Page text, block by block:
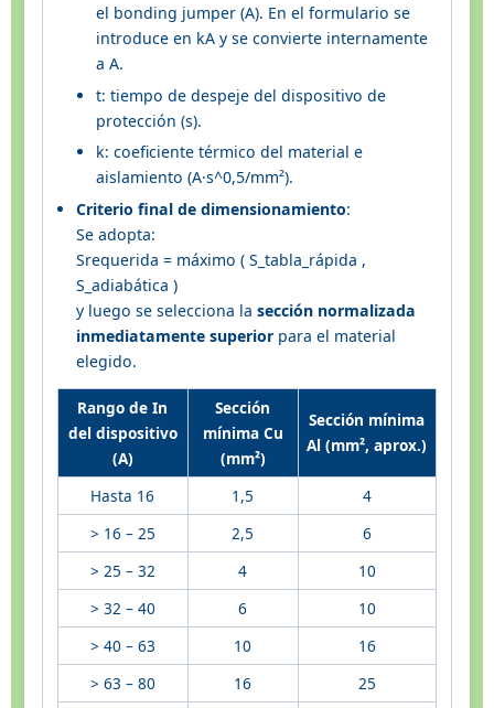
el bonding jumper (A). En el formulario se
introduce en kA y se convierte internamente
a A.
t: tiempo de despeje del dispositivo de
protección (s).
k: coeficiente térmico del material e
aislamiento (A·s^0,5/mm²).
Criterio final de dimensionamiento:
Se adopta:
Srequerida = máximo ( S_tabla_rápida ,
S_adiabática )
y luego se selecciona lasección normalizada
inmediatamente superior para el material
elegido.
Rango de In
del dispositivo
(A)
Sección
mínima Cu
(mm²)
Sección mínima
Al (mm², aprox.)
Hasta 16 1,5
4
> 16 – 25
2,5
6
> 25 – 32
4
10
> 32 – 40
6
10
> 40 – 63
10
16
> 63 – 80
16
25